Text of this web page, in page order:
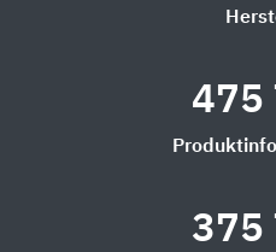
475
375